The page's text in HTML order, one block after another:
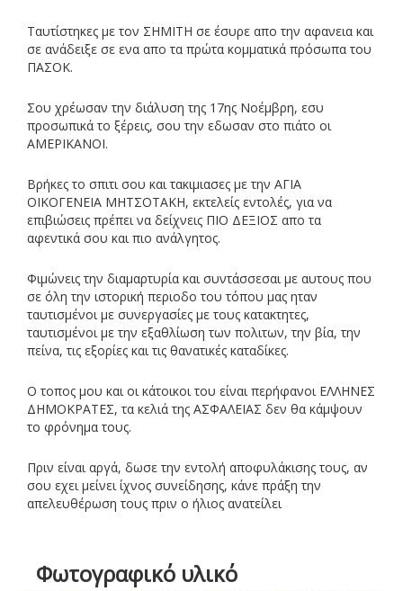
Ταυτίστηκες με τον ΣΗΜΙΤΗ σε έσυρε απο την αφανεια και
σε ανάδειξε σε ενα απο τα πρώτα κομματικά πρόσωπα του
ΠΑΣΟΚ.
Σου χρέωσαν την διάλυση της 17ης Νοέμβρη, εσυ
προσωπικά το ξέρεις, σου την εδωσαν στο πιάτο οι
ΑΜΕΡΙΚΑΝΟΙ.
Βρήκες το σπιτι σου και τακιμιασες με την ΑΓΙΑ
ΟΙΚΟΓΕΝΕΙΑ ΜΗΤΣΟΤΑΚΗ, εκτελείς εντολές, για να
επιβιώσεις πρέπει να δείχνεις ΠΙΟ ΔΕΞΙΟΣ απο τα
αφεντικά σου και πιο ανάλγητος.
Φιμώνεις την διαμαρτυρία και συντάσσεσαι με αυτους που
σε όλη την ιστορική περιοδο του τόπου μας ηταν
ταυτισμένοι με συνεργασίες με τους κατακτητες,
ταυτισμένοι με την εξαθλίωση των πολιτων, την βία, την
πείνα, τις εξορίες και τις θανατικές καταδίκες.
Ο τοπος μου και οι κάτοικοι του είναι περήφανοι ΕΛΛΗΝΕΣ
ΔΗΜΟΚΡΑΤΕΣ, τα κελιά της ΑΣΦΑΛΕΙΑΣ δεν θα κάμψουν
το φρόνημα τους.
Πριν είναι αργά, δωσε την εντολή αποφυλάκισης τους, αν
σου εχει μείνει ίχνος συνείδησης, κάνε πράξη την
απελευθέρωση τους πριν ο ήλιος ανατείλει
Φωτογραφικό υλικό